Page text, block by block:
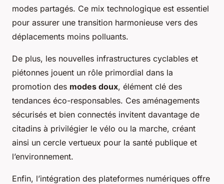
modes partagés. Ce mix technologique est essentiel
pour assurer une transition harmonieuse vers des
déplacements moins polluants.
De plus, les nouvelles infrastructures cyclables et
piétonnes jouent un rôle primordial dans la
promotion des modes doux, élément clé des
tendances éco-responsables. Ces aménagements
sécurisés et bien connectés invitent davantage de
citadins à privilégier le vélo ou la marche, créant
ainsi un cercle vertueux pour la santé publique et
l’environnement.
Enfin, l’intégration des plateformes numériques offre